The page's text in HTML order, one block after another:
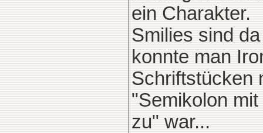
ein Charakter.
Smilies sind
konnte man
Schriftstücken
"Semikolon
zu" war...